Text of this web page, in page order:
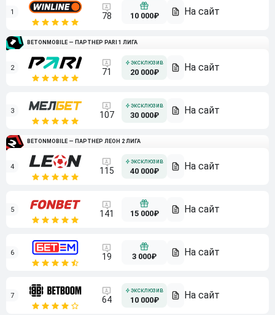
1 78 10 000₽
BETONMOBILE — ПАРТНЕР PARI 1 ЛИГА
2 71 20 000₽
3 107 30 000₽
BETONMOBILE — ПАРТНЕР ЛЕОН 2 ЛИГА
4 115 40 000₽
5 141 15 000₽
6 19 3 000₽
7 64 10 000₽